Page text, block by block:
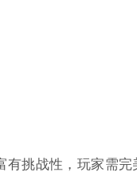
有挑战性，玩家需完